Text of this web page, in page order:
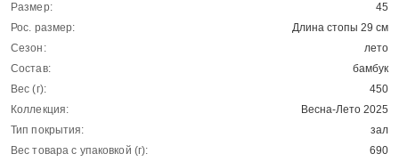
Размер:
45
Рос. размер:
Длина стопы 29 см
Сезон:
лето
Состав:
бамбук
Вес (г):
450
Коллекция:
Весна-Лето 2025
Тип покрытия:
зал
Вес товара с упаковкой (г):
690